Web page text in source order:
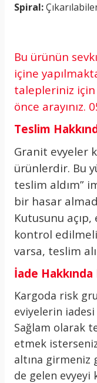
Spiral:
Bu ürünün
içine
talepleriniz
önce arayınız.
Teslim
Granit evyeler
ürünlerdir. Bu
teslim aldım”
bir hasar
Kutusunu
kontrol
varsa, teslim
İade Hakkında
Kargoda risk
eviyelerin
Sağlam olarak
etmek
altına girmeniz
de gelen